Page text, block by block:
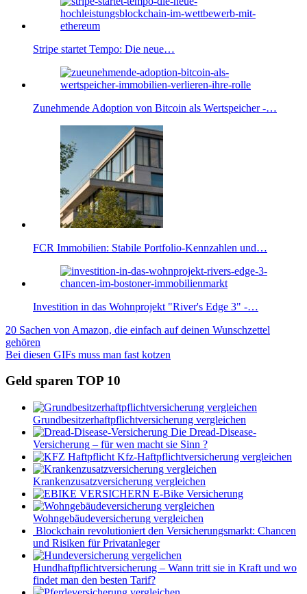
Stripe startet Tempo: Die neue…
Zunehmende Adoption von Bitcoin als Wertspeicher -…
FCR Immobilien: Stabile Portfolio-Kennzahlen und…
Investition in das Wohnprojekt "River's Edge 3" -…
Beitragsnavigation
Vorheriger
Beitrag:
20 Sachen von Amazon, die einfach auf deinen Wunschzettel
gehören
Nächster
Bei diesen GIFs muss man fast kotzen
Geld sparen TOP 10
Grundbesitzerhaftpflichtversicherung vergleichen
Die Dread-Disease-
Versicherung – für wen macht sie Sinn ?
Kfz-Haftpflichtversicherung vergleichen
Krankenzusatzversicherung vergleichen
E-Bike Versicherung
Wohngebäudeversicherung vergleichen
Blockchain revolutioniert den Versicherungsmarkt: Chancen
und Risiken für Privatanleger
Hundhaftpflichtversicherung – Wann tritt sie in Kraft und wo
findet man den besten Tarif?